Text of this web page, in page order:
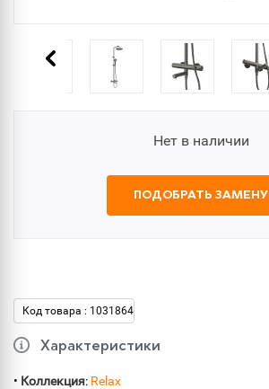
Нет в наличии
ПОДОБРАТЬ ЗАМЕНУ
Код товара : 1031864
Характеристики
• Коллекция: Relax